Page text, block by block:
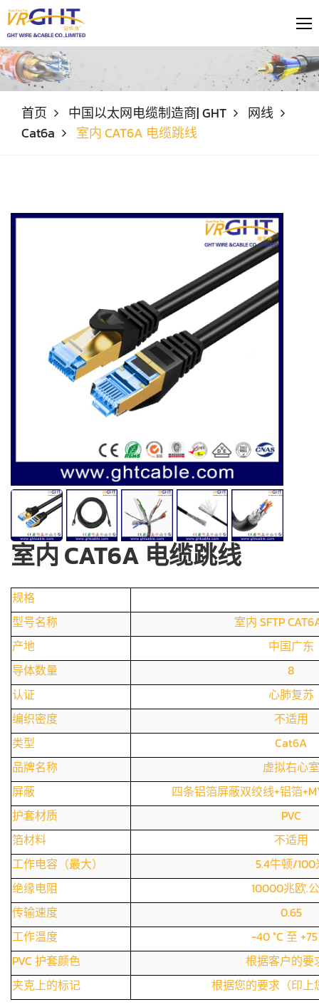
首页 中国以太网电缆制造商| GHT
网线
Cat6a
室内 CAT6A 电缆跳线
室内 CAT6A 电缆跳线
规格
型号名称
室内 SFTP
产地
中国广东
导体数量
8
认证
心肺复苏
编织密度
不适用
类型
Cat6A
品牌名称
虚拟右心室
屏蔽
四条铝箔屏蔽双绞线+铝箔
护套材质
PVC
箔材料
不适用
工作电容（最大）
5.4牛顿/100
绝缘电阻
10000兆欧.
传输速度
0.65
工作温度
-40 °C 至 +75
PVC 护套颜色
根据客户的要
夹克上的标记
根据您的要求（印上